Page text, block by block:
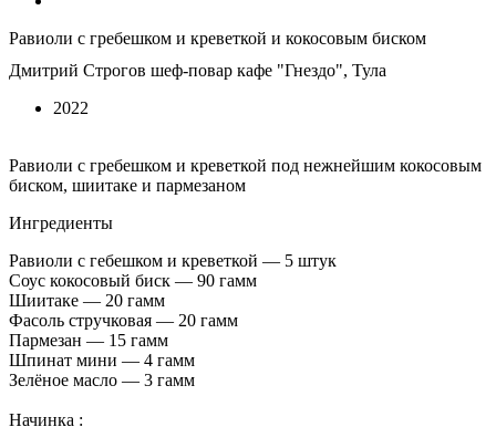
Равиоли с гребешком и креветкой и кокосовым биском
Дмитрий Строгов шеф-повар кафе "Гнездо", Тула
2022
Равиоли с гребешком и креветкой под нежнейшим кокосовым
биском, шиитаке и пармезаном
Ингредиенты
Равиоли с гебешком и креветкой — 5 штук
Соус кокосовый биск — 90 гамм
Шиитаке — 20 гамм
Фасоль стручковая — 20 гамм
Пармезан — 15 гамм
Шпинат мини — 4 гамм
Зелёное масло — 3 гамм
Начинка :